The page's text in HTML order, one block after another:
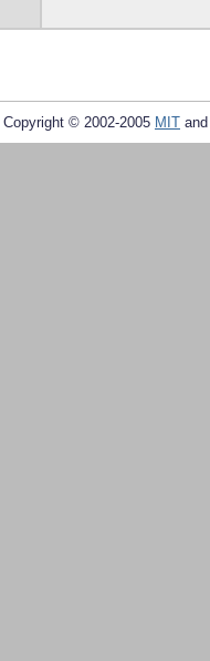
Copyright © 2002-2005 MIT